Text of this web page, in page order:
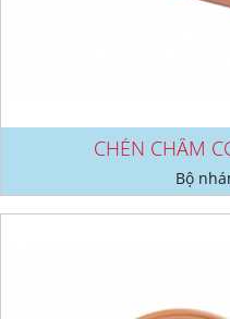
CHÉN CHẤM
Bộ